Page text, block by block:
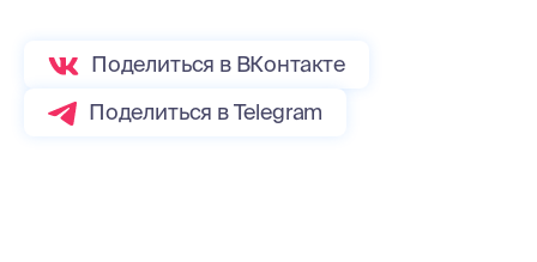
Поделиться в ВКонтакте
Поделиться в Telegram